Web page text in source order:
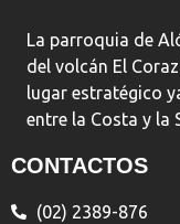
La parroquia de
del volcán El
lugar estratégico
entre la Costa y la
CONTACTOS
(02) 2389-876